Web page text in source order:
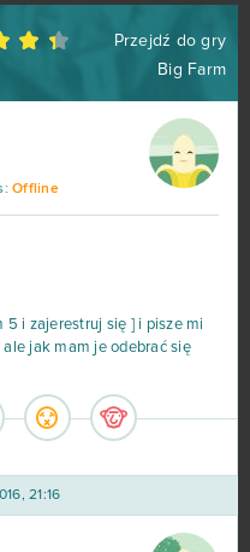
Przejdź do gry
Big Farm
Offline
5 i zajerestruj się ] i pisze mi
ale jak mam je odebrać się
21:16
679
373